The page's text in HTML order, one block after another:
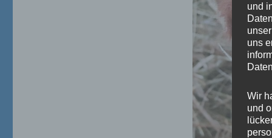
und
uns
Wir
und